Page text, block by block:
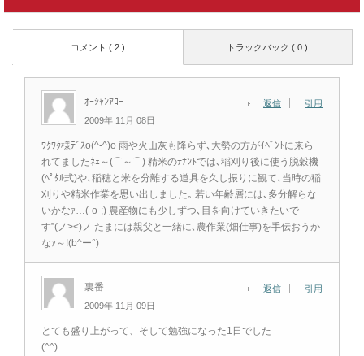
トラックバック ( 0 )
コメント ( 2 )
ｵｰｼｬﾝｱﾛｰ
2009年 11月 08日
返信 引用
ﾜｸﾜｸ様ﾃﾞｽo(^-^)o 雨や火山灰も降らず､大勢の方がｲﾍﾞﾝﾄに来ら
れてましたﾈｪ～(⌒～⌒) 精米のﾃﾅﾝﾄでは､稲刈り後に使う脱穀機
(ﾍﾟﾀﾙ式)や､稲穂と米を分離する道具を久し振りに観て､当時の稲
刈りや精米作業を思い出しました｡ 若い年齢層には､多分解らな
いかなｧ…(-o-;) 農産物にも少しずつ､目を向けていきたいで
す”(ノ><)ノ たまには親父と一緒に､農作業(畑仕事)を手伝おうか
なｧ～!(b^ー°)
裏番
2009年 11月 09日
返信 引用
とても盛り上がって、そして勉強になった1日でした
(^^)